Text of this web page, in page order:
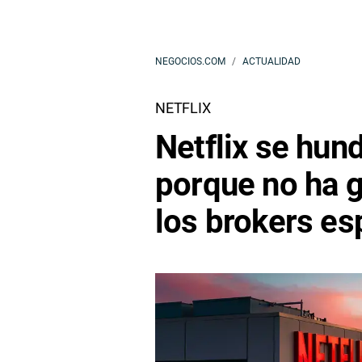
NEGOCIOS.COM ACTUALIDAD
NETFLIX
Netflix se
porque no ha
los brokers